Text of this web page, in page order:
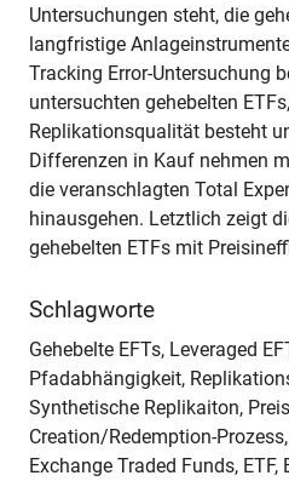
Untersuchungen steht, die
langfristige
Tracking Error-Untersuchung
untersuchten gehebelten
Replikationsqualität besteht
Differenzen in Kauf nehmen
die veranschlagten Total
hinausgehen. Letztlich zeigt
gehebelten ETFs mit
Schlagworte
Gehebelte EFTs, Leveraged
Pfadabhängigkeit,
Synthetische Replikaiton,
Creation/Redemption-
Exchange Traded Funds, ETF,